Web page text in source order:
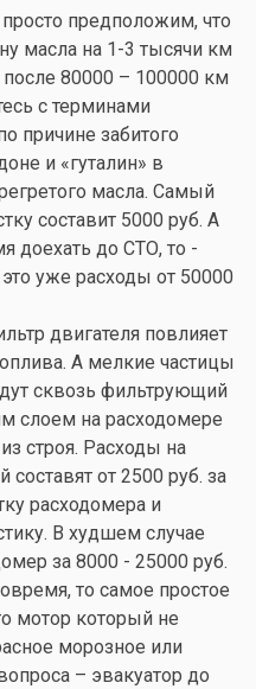
предположим, что
масла на 1-3 тысячи км
80000 – 100000 км
с терминами
причине забитого
и «гуталин» в
масла. Самый
составит 5000 руб. А
доехать до СТО, то -
уже расходы от 50000
двигателя повлияет
А мелкие частицы
сквозь фильтрующий
слоем на расходомере
строя. Расходы на
составят от 2500 руб. за
расходомера и
В худшем случае
за 8000 - 25000 руб.
то самое простое
мотор который не
морозное или
– эвакуатор до